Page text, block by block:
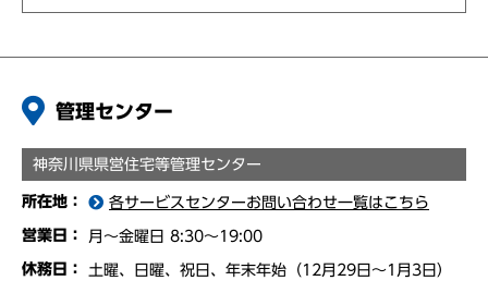
管理センター
神奈川県県営住宅等管理センター
所在地： 各サービスセンターお問い合わせ一覧はこちら
営業日： 月〜金曜日 8:30〜19:00
休務日： 土曜、日曜、祝日、年末年始（12月29日〜1月3日）